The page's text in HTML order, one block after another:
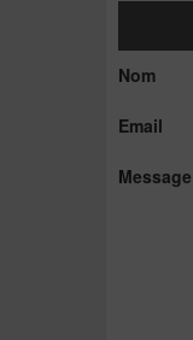
Nom
Email
Message